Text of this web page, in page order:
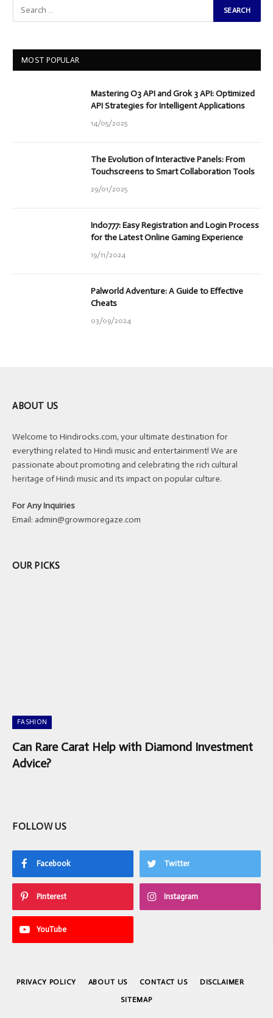
MOST POPULAR
Mastering O3 API and Grok 3 API: Optimized
API Strategies for Intelligent Applications
14/05/2025
The Evolution of Interactive Panels: From
Touchscreens to Smart Collaboration Tools
29/01/2025
Indo777: Easy Registration and Login Process
for the Latest Online Gaming Experience
19/11/2024
Palworld Adventure: A Guide to Effective
Cheats
03/09/2024
ABOUT US
Welcome to Hindirocks.com, your ultimate destination for
everything related to Hindi music and entertainment! We are
passionate about promoting and celebrating the rich cultural
heritage of Hindi music and its impact on popular culture.
For Any Inquiries
Email: admin@growmoregaze.com
OUR PICKS
FASHION
Can Rare Carat Help with Diamond Investment
Advice?
FOLLOW US
Facebook Twitter
Pinterest Instagram
YouTube
PRIVACY POLICY ABOUT US CONTACT US DISCLAIMER
SITEMAP